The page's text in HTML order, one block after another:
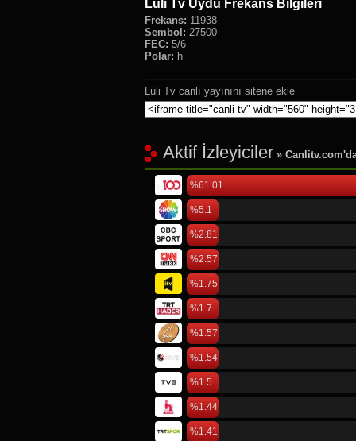
Luli Tv Uydu Frekans Bilgileri
Frekans: 11938
Sembol: 27500
FEC: 5/6
Polar: h
Luli Tv canlı yayınını sitene ekle
Aktif İzleyiciler »
%61.01
%5.1
%2.81
%2.57
%1.75
%1.7
%1.57
%1.54
%1.5
%1.44
%1.41